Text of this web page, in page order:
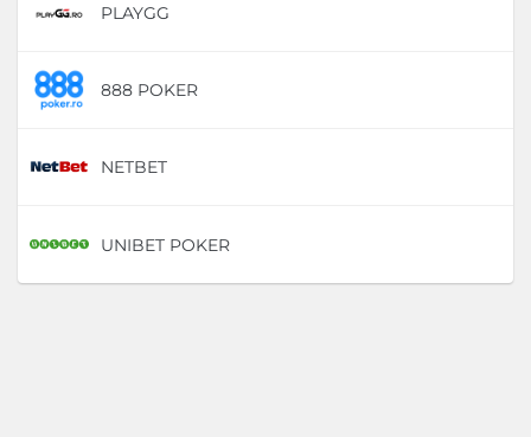
PLAYGG
888 POKER
NETBET
UNIBET POKER